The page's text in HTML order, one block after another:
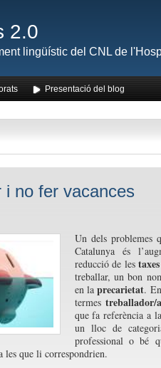
2.0
lingüístic del CNL de
Presentació del blog
i no fer vacances
Un dels problemes
Catalunya és
reducció de lestaxes
treballar, un bon
en laprecarietat.
termes treballador/
que fa referència a
un lloc de
professional o bé
les que li correspondrien.